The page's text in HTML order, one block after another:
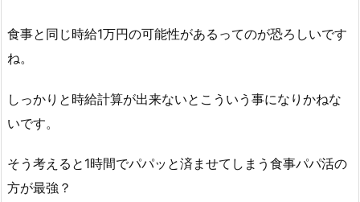
食事と同じ時給1万円の可能性があるってのが恐ろしいです
ね。
しっかりと時給計算が出来ないとこういう事になりかねな
いです。
そう考えると1時間でパパッと済ませてしまう食事パパ活の
方が最強？